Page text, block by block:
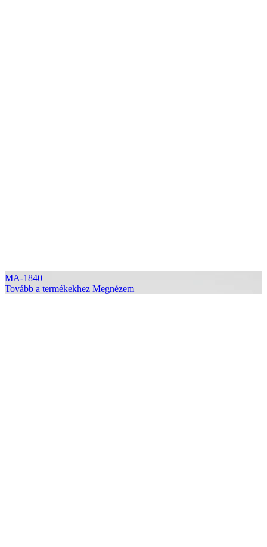
MA-1840
Tovább a termékekhez Megnézem